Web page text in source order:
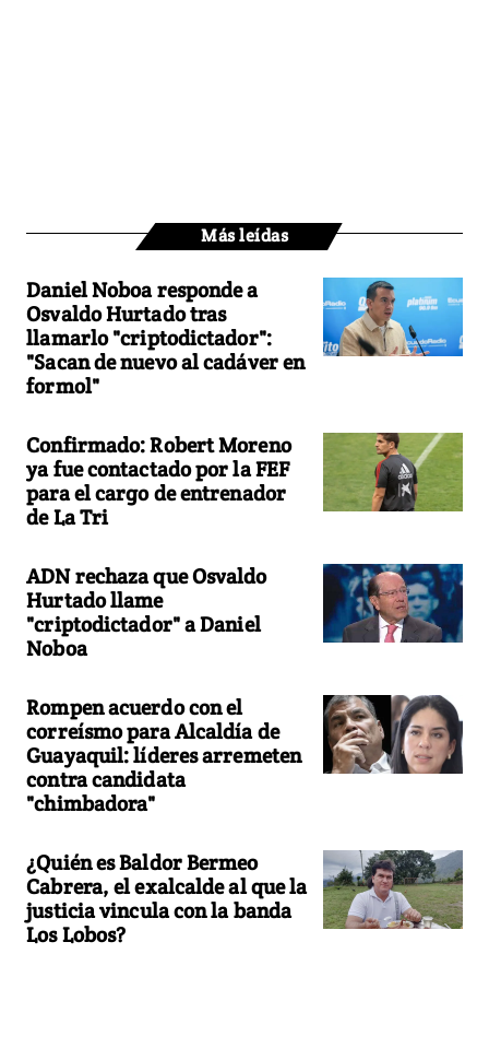
Más leídas
Daniel Noboa responde a
Osvaldo Hurtado tras
llamarlo "criptodictador":
"Sacan de nuevo al cadáver en
formol"
Confirmado: Robert Moreno
ya fue contactado por la FEF
para el cargo de entrenador
de La Tri
ADN rechaza que Osvaldo
Hurtado llame
"criptodictador" a Daniel
Noboa
Rompen acuerdo con el
correísmo para Alcaldía de
Guayaquil: líderes arremeten
contra candidata
"chimbadora"
¿Quién es Baldor Bermeo
Cabrera, el exalcalde al que la
justicia vincula con la banda
Los Lobos?